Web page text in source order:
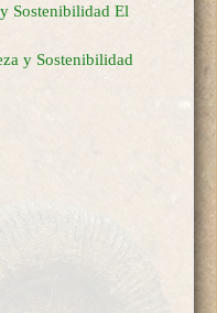
Sostenibilidad El
y Sostenibilidad